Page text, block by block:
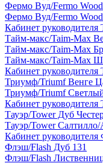
Фермо Вуд/Fermo
Фермо Вуд/Fermo
Кабинет
Тайм-макс/Taim-Max
Тайм-макс/Taim-Max
Тайм-макс/Taim-Max
Кабинет
Триумф/Triumf Венге
Триумф/Triumf
Кабинет
Тауэр/Tower Дуб
Тауэр/Tower
Кабинет
Флэш/Flash Дуб 131
Флэш/Flash